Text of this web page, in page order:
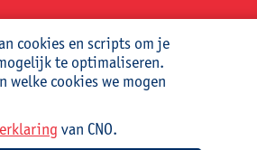
vragen
cookies en scripts om je
te optimaliseren.
welke cookies we mogen
van CNO.